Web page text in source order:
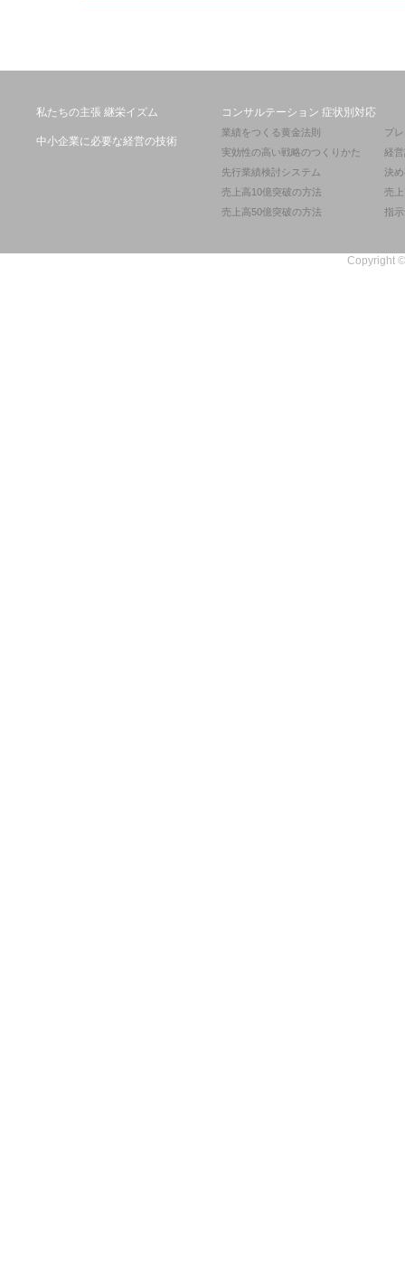
私たちの主張 継栄イズム
中小企業に必要な経営の技術
コンサルテーション 症状別対応
業績をつくる黄金法則
プ
実効性の高い戦略のつくりかた
経
先行業績検討システム
決
売上高10億突破の方法
売
売上高50億突破の方法
指
Copyright